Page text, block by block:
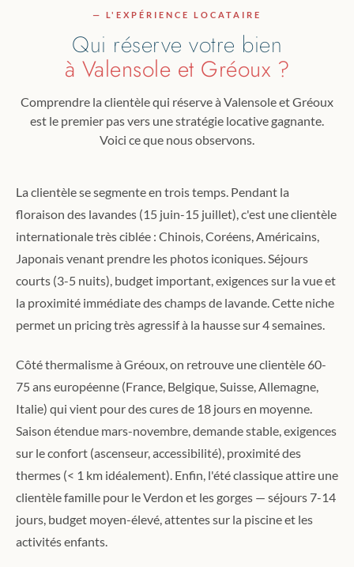
— L'EXPÉRIENCE LOCATAIRE
Qui réserve votre bien
à Valensole et Gréoux ?
Comprendre la clientèle qui réserve à Valensole et Gréoux
est le premier pas vers une stratégie locative gagnante.
Voici ce que nous observons.
La clientèle se segmente en trois temps. Pendant la
floraison des lavandes (15 juin-15 juillet), c'est une clientèle
internationale très ciblée : Chinois, Coréens, Américains,
Japonais venant prendre les photos iconiques. Séjours
courts (3-5 nuits), budget important, exigences sur la vue et
la proximité immédiate des champs de lavande. Cette niche
permet un pricing très agressif à la hausse sur 4 semaines.
Côté thermalisme à Gréoux, on retrouve une clientèle 60-
75 ans européenne (France, Belgique, Suisse, Allemagne,
Italie) qui vient pour des cures de 18 jours en moyenne.
Saison étendue mars-novembre, demande stable, exigences
sur le confort (ascenseur, accessibilité), proximité des
thermes (< 1 km idéalement). Enfin, l'été classique attire une
clientèle famille pour le Verdon et les gorges — séjours 7-14
jours, budget moyen-élevé, attentes sur la piscine et les
activités enfants.